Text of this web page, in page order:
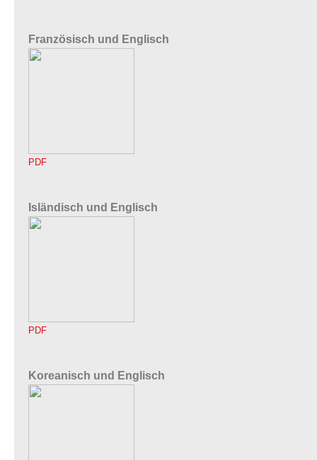
Französisch und Englisch
PDF
Isländisch und Englisch
PDF
Koreanisch und Englisch